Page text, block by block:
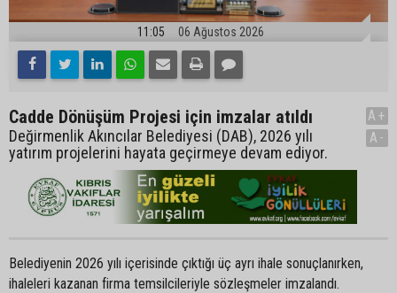
11:05 06 Ağustos 2026
Cadde Dönüşüm Projesi için imzalar atıldı
Değirmenlik Akıncılar Belediyesi (DAB), 2026 yılı
yatırım projelerini hayata geçirmeye devam ediyor.
A+
A-
Belediyenin 2026 yılı içerisinde çıktığı üç ayrı ihale sonuçlanırken,
ihaleleri kazanan firma temsilcileriyle sözleşmeler imzalandı.